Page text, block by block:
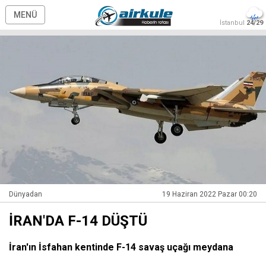
MENÜ
İstanbul 24/29
Dünyadan 19 Haziran 2022 Pazar 00:20
İRAN'DA F-14 DÜŞTÜ
İran'ın İsfahan kentinde F-14 savaş uçağı meydana